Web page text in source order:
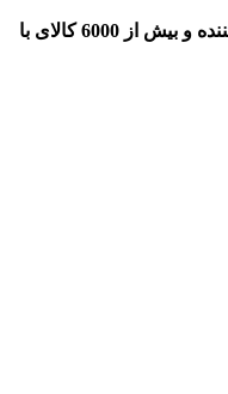
40 سال سابقه، ارتباط با 1700 تولیدکننده و بیش از 6000 کالای با